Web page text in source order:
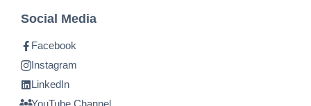
Social Media
Facebook
Instagram
LinkedIn
YouTube Channel